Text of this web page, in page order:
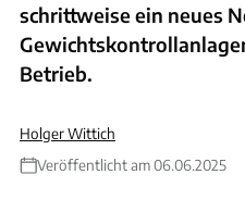
schrittweise ein neues
Betrieb.
Holger Wittich
Veröffentlicht am 06.06.2025